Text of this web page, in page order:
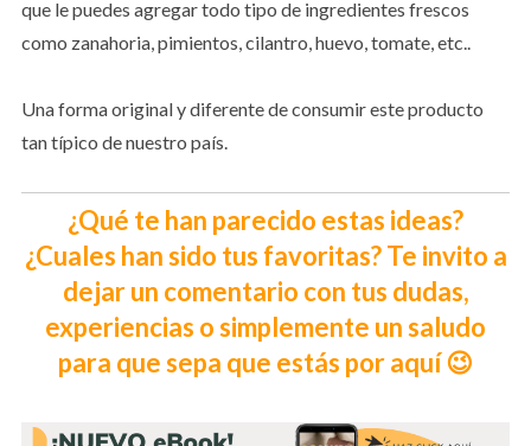
que le puedes agregar todo tipo de ingredientes frescos
como zanahoria, pimientos, cilantro, huevo, tomate, etc..
Una forma original y diferente de consumir este producto
tan típico de nuestro país.
¿Qué te han parecido estas ideas?
¿Cuales han sido tus favoritas? Te invito a
dejar un comentario con tus dudas,
experiencias o simplemente un saludo
para que sepa que estás por aquí 😉